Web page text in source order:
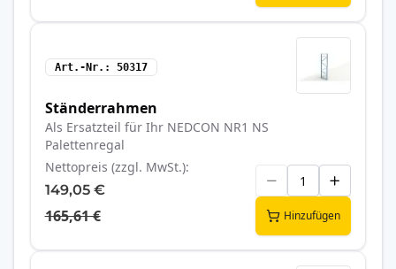
Art.-Nr. 50317
Ständerrahmen
Als Ersatzteil für Ihr NEDCON NR1 NS
Palettenregal
Nettopreis (zzgl. MwSt.)
149,05 €
165,61 € Hinzufügen